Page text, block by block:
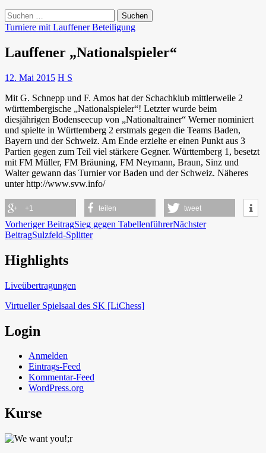
Suchen
nach:
Turniere mit Lauffener Beteiligung
Lauffener „Nationalspieler“
12. Mai 2015 H S
Mit G. Schnepp und F. Amos hat der Schachklub mittlerweile 2
württembergische „Nationalspieler“! Letzter wurde beim
diesjährigen Bodenseecup von „Nationaltrainer“ Werner nominiert
und spielte in Württemberg 2 erstmals gegen die Teams Baden,
Bayern und der Schweiz. Am Ende erzielte er einen Punkt aus 3
Partien gegen zum Teil viel stärkere Gegner. Württemberg 1, besetzt
mit FM Müller, FM Bräuning, FM Neymann, Braun, Sinz und
Walter gewann das Turnier vor Baden und der Schweiz. Näheres
unter http://www.svw.info/
+1 teilen tweet
Beitragsnavigation
Vorheriger BeitragSieg gegen TabellenführerNächster
BeitragSulzfeld-Splitter
Schach in Lauffen
Highlights
Liveübertragungen
Virtueller Spielsaal des SK [LiChess]
Login
Anmelden
Eintrags-Feed
Kommentar-Feed
WordPress.org
Kurse